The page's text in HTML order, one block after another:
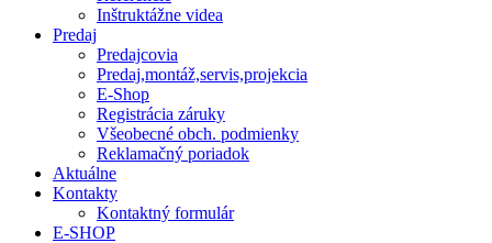
Inštruktážne videa
Predaj
Predajcovia
Predaj,montáž,servis,projekcia
E-Shop
Registrácia záruky
Všeobecné obch. podmienky
Reklamačný poriadok
Aktuálne
Kontakty
Kontaktný formulár
E-SHOP